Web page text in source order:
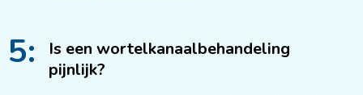
5:
Is een wortelkanaalbehandeling
pijnlijk?